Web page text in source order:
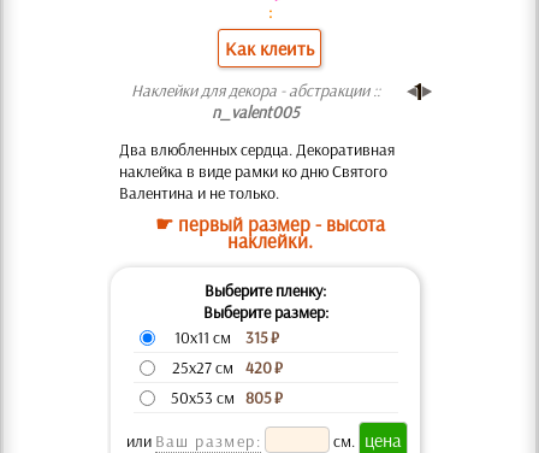
:
Как клеить
Наклейки для декора - абстракции ::
n_valent005
Два влюбленных сердца. Декоративная
наклейка в виде рамки ко дню Святого
Валентина и не только.
☛ первый размер - высота
наклейки.
Выберите пленку:
Выберите размер:
10x11 см
315₽
25x27 см
420₽
50x53 см 805₽
или Ваш размер: см.